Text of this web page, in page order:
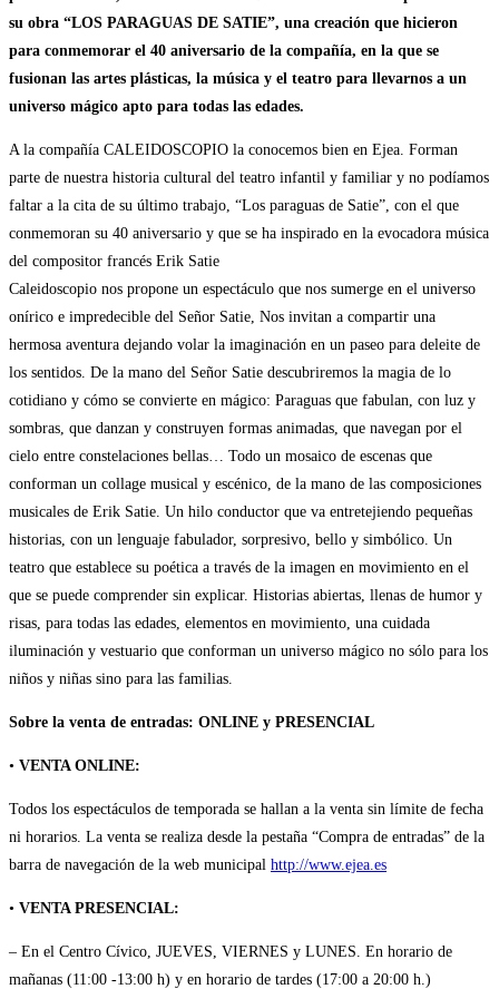
su obra “LOS PARAGUAS DE SATIE”, una creación que hicieron
para conmemorar el 40 aniversario de la compañía, en la que se
fusionan las artes plásticas, la música y el teatro para llevarnos a un
universo mágico apto para todas las edades.
A la compañía CALEIDOSCOPIO la conocemos bien en Ejea. Forman
parte de nuestra historia cultural del teatro infantil y familiar y no podíamos
faltar a la cita de su último trabajo, “Los paraguas de Satie”, con el que
conmemoran su 40 aniversario y que se ha inspirado en la evocadora música
del compositor francés Erik Satie
Caleidoscopio nos propone un espectáculo que nos sumerge en el universo
onírico e impredecible del Señor Satie, Nos invitan a compartir una
hermosa aventura dejando volar la imaginación en un paseo para deleite de
los sentidos. De la mano del Señor Satie descubriremos la magia de lo
cotidiano y cómo se convierte en mágico: Paraguas que fabulan, con luz y
sombras, que danzan y construyen formas animadas, que navegan por el
cielo entre constelaciones bellas… Todo un mosaico de escenas que
conforman un collage musical y escénico, de la mano de las composiciones
musicales de Erik Satie. Un hilo conductor que va entretejiendo pequeñas
historias, con un lenguaje fabulador, sorpresivo, bello y simbólico. Un
teatro que establece su poética a través de la imagen en movimiento en el
que se puede comprender sin explicar. Historias abiertas, llenas de humor y
risas, para todas las edades, elementos en movimiento, una cuidada
iluminación y vestuario que conforman un universo mágico no sólo para los
niños y niñas sino para las familias.
Sobre la venta de entradas: ONLINE y PRESENCIAL
• VENTA ONLINE:
Todos los espectáculos de temporada se hallan a la venta sin límite de fecha
ni horarios. La venta se realiza desde la pestaña “Compra de entradas” de la
barra de navegación de la web municipal http://www.ejea.es
• VENTA PRESENCIAL:
– En el Centro Cívico, JUEVES, VIERNES y LUNES. En horario de
mañanas (11:00 -13:00 h) y en horario de tardes (17:00 a 20:00 h.)